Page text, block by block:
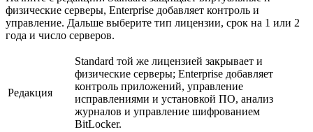
физические серверы, Enterprise добавляет контроль и
управление. Дальше выберите тип лицензии, срок на 1 или 2
года и число серверов.
Редакция
Standard той же лицензией закрывает и
физические серверы; Enterprise добавляет
контроль приложений, управление
исправлениями и установкой ПО, анализ
журналов и управление шифрованием
BitLocker.